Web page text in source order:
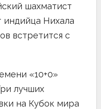
шахматист
Нихала
встретится с
«10+0»
лучших
на Кубок мира